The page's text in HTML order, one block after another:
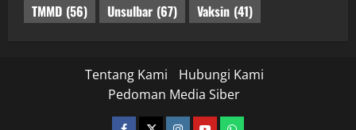
TMMD (56) Unsulbar (67) Vaksin (41)
Tentang Kami
Hubungi Kami
Pedoman Media Siber
facebooktwitterinstagram.com
youtubewhatsapp